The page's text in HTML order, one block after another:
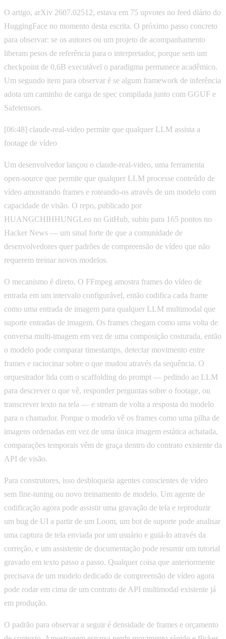
O artigo, arXiv 2607.02512, estava em 75 upvotes no feed diário do
HuggingFace no momento desta escrita. O próximo passo concreto
para observar: se os autores ou um projeto de acompanhamento
liberam pesos de referência para o interpretador, porque sem um
checkpoint de 0,6B executável o paradigma permanece acadêmico.
Um segundo item para observar é se algum framework de inferência
adota um caminho de carga de spec compilada junto com GGUF e
Safetensors.
[06:48] claude-real-video permite que qualquer LLM assista a
footage de vídeo
Um desenvolvedor lançou o claude-real-video, uma ferramenta
open-source que permite que qualquer LLM processe conteúdo de
vídeo amostrando frames e roteando-os através de um modelo com
capacidade de visão. O repo, publicado por
HUANGCHIHHUNGLeo no GitHub, subiu para 165 pontos no
Hacker News — um sinal forte de que a comunidade de
desenvolvedores quer padrões de compreensão de vídeo que não
requerem treinar novos modelos.
O mecanismo é direto. O FFmpeg amostra frames do vídeo de
entrada em um intervalo configurável, então codifica cada frame
como uma entrada de imagem para qualquer LLM multimodal que
suporte entradas de imagem. Os frames chegam como uma volta de
conversa multi-imagem em vez de uma composição costurada, então
o modelo pode comparar timestamps, detectar movimento entre
frames e raciocinar sobre o que mudou através da sequência. O
orquestrador lida com o scaffolding do prompt — pedindo ao LLM
para descrever o que vê, responder perguntas sobre o footage, ou
transcrever texto na tela — e stream de volta a resposta do modelo
para o chamador. Porque o modelo vê os frames como uma pilha de
imagens ordenadas em vez de uma única imagem estática achatada,
comparações temporais vêm de graça dentro do contrato existente da
API de visão.
Para construtores, isso desbloqueia agentes conscientes de vídeo
sem fine-tuning ou novo treinamento de modelo. Um agente de
codificação agora pode assistir uma gravação de tela e reproduzir
um bug de UI a partir de um Loom, um bot de suporte pode analisar
uma captura de tela enviada por um usuário e guiá-lo através da
correção, e um assistente de documentação pode resumir um tutorial
gravado em texto passo a passo. Qualquer coisa que anteriormente
precisava de um modelo dedicado de compreensão de vídeo agora
pode rodar em cima de um contrato de API multimodal existente já
em produção.
O padrão para observar a seguir é densidade de frames e orçamento